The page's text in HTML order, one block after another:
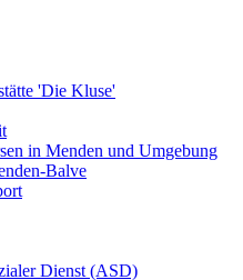
'Die Kluse'
in Menden und Umgebung
Balve
Dienst (ASD)